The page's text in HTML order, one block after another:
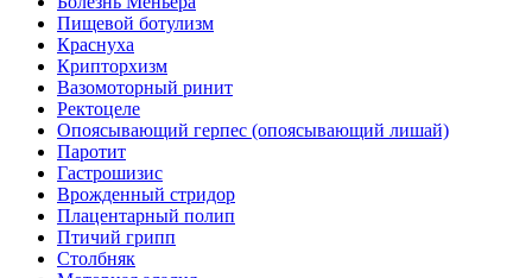
Пищевой ботулизм
Краснуха
Крипторхизм
Вазомоторный ринит
Ректоцеле
Опоясывающий герпес (опоясывающий лишай)
Паротит
Гастрошизис
Врожденный стридор
Плацентарный полип
Птичий грипп
Столбняк